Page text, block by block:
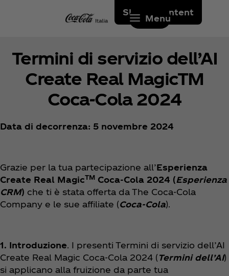
Skip to content
Menu
Termini di servizio dell’AI
Create Real MagicTM
Coca‑Cola 2024
Data di decorrenza: 5 novembre 2024
Grazie per la tua partecipazione all’Esperienza
Create Real MagicTM Coca‑Cola 2024 (Esperienza
CRM) che ti è stata offerta da The Coca‑Cola
Company e le sue affiliate (Coca‑Cola).
1. Introduzione. I presenti Termini di servizio dell’AI
Create Real Magic Coca‑Cola 2024 (Termini dell’AI)
si applicano alla fruizione da parte tua